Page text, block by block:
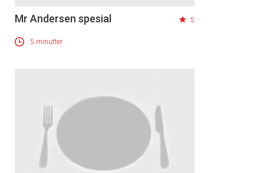
Mr Andersen spesial 5
5 minutter